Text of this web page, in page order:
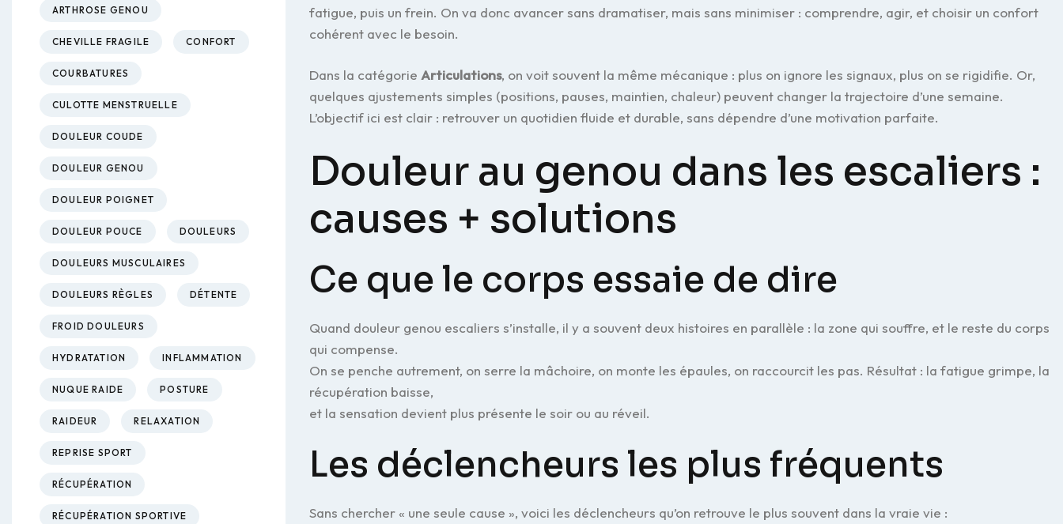
fatigue, puis un frein. On va donc avancer sans dramatiser, mais sans minimiser : comprendre, agir, et choisir un confort
cohérent avec le besoin.
Dans la catégorie Articulations, on voit souvent la même mécanique : plus on ignore les signaux, plus on se rigidifie. Or,
quelques ajustements simples (positions, pauses, maintien, chaleur) peuvent changer la trajectoire d’une semaine.
L’objectif ici est clair : retrouver un quotidien fluide et durable, sans dépendre d’une motivation parfaite.
Douleur au genou dans les escaliers :
causes + solutions
Ce que le corps essaie de dire
Quand douleur genou escaliers s’installe, il y a souvent deux histoires en parallèle : la zone qui souffre, et le reste du corps
qui compense.
On se penche autrement, on serre la mâchoire, on monte les épaules, on raccourcit les pas. Résultat : la fatigue grimpe, la
récupération baisse,
et la sensation devient plus présente le soir ou au réveil.
Les déclencheurs les plus fréquents
Sans chercher « une seule cause », voici les déclencheurs qu’on retrouve le plus souvent dans la vraie vie :
ARTHROSE GENOU
CHEVILLE FRAGILE CONFORT
COURBATURES
CULOTTE MENSTRUELLE
DOULEUR COUDE
DOULEUR GENOU
DOULEUR POIGNET
DOULEUR POUCE DOULEURS
DOULEURS MUSCULAIRES
DOULEURS RÈGLES DÉTENTE
FROID DOULEURS
HYDRATATION INFLAMMATION
NUQUE RAIDE POSTURE
RAIDEUR RELAXATION
REPRISE SPORT
RÉCUPÉRATION
RÉCUPÉRATION SPORTIVE